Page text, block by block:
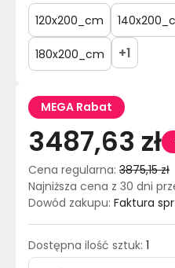
MEGA Rabat
3487,63 zł
Cena regularna: 3875,15 zł
Najniższa cena z 30 dni
Dowód zakupu: Faktura
Dostępna ilość sztuk: 1
120x200_cm
180x200_cm +1